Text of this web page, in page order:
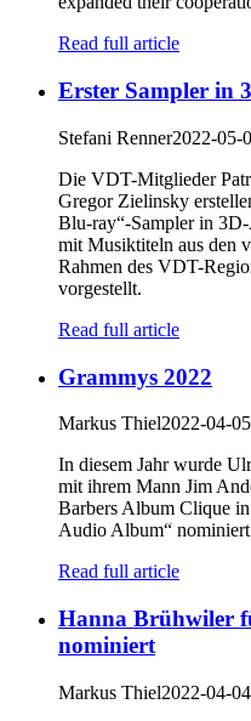
Read full article
Erster Sampler in
Stefani Renner2022-05-
Die VDT-Mitglieder
Gregor Zielinsky
Blu-ray“-Sampler in
mit Musiktiteln aus den
Rahmen des VDT-
vorgestellt.
Read full article
Grammys 2022
Markus Thiel2022-04-05
In diesem Jahr wurde
mit ihrem Mann Jim
Barbers Album Clique
Audio Album“
Read full article
Hanna Brühwiler
nominiert
Markus Thiel2022-04-04